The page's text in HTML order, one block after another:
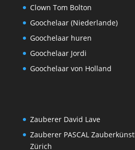
Clown Tom Bolton
Goochelaar (Niederlande)
Goochelaar huren
Goochelaar Jordi
Goochelaar von Holland
Zauberer David Lave
Zauberer PASCAL
Zürich